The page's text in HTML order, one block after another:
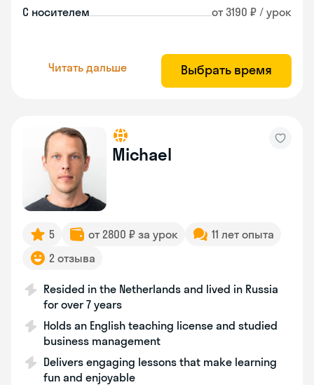
С носителем от 3190 ₽ / урок
Читать дальше Выбрать время
Michael
5 от 2800 ₽ за урок
11 лет опыта
2 отзыва
Resided in the Netherlands and lived in Russia
for over 7 years
Holds an English teaching license and studied
business management
Delivers engaging lessons that make learning
fun and enjoyable